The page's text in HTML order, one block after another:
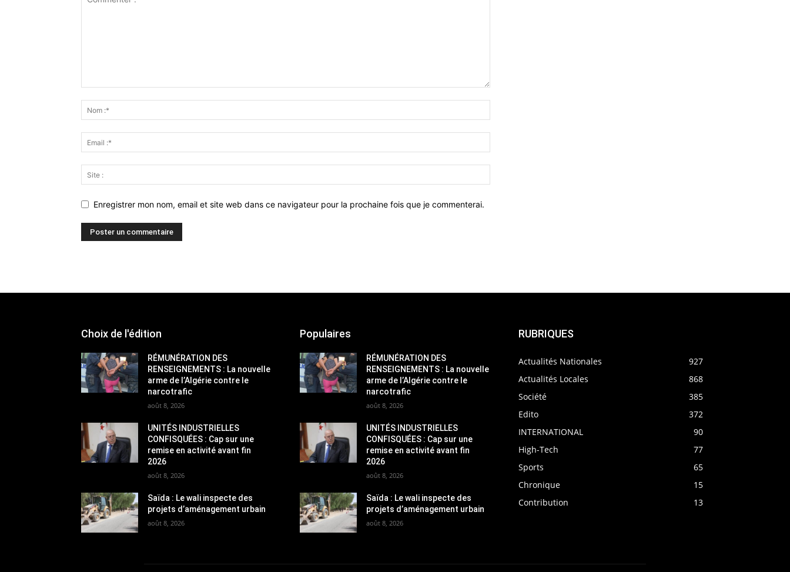
Enregistrer mon nom, email et site web dans ce navigateur pour la prochaine fois que je commenterai.
Choix de l'édition
RÉMUNÉRATION DES
RENSEIGNEMENTS : La nouvelle
arme de l’Algérie contre le
narcotrafic
août 8, 2026
UNITÉS INDUSTRIELLES
CONFISQUÉES : Cap sur une
remise en activité avant fin
2026
août 8, 2026
Saïda : Le wali inspecte des
projets d’aménagement urbain
août 8, 2026
Populaires
RÉMUNÉRATION DES
RENSEIGNEMENTS : La nouvelle
arme de l’Algérie contre le
narcotrafic
août 8, 2026
UNITÉS INDUSTRIELLES
CONFISQUÉES : Cap sur une
remise en activité avant fin
2026
août 8, 2026
Saïda : Le wali inspecte des
projets d’aménagement urbain
août 8, 2026
RUBRIQUES
Actualités Nationales
927
Actualités Locales
868
Société
385
Edito
372
INTERNATIONAL
90
High-Tech
77
Sports
65
Chronique
15
Contribution
13